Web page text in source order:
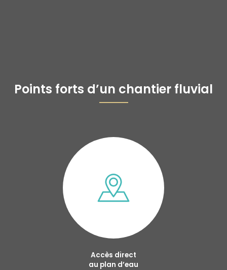
Points forts d’un chantier fluvial
Accès direct
au plan d’eau